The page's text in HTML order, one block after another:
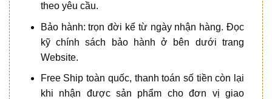
theo yêu cầu.
Bảo hành: trọn đời kể từ ngày nhận hàng. Đọc
kỹ chính sách bảo hành ở bên dưới trang
Website.
Free Ship toàn quốc, thanh toán số tiền còn lại
khi nhận được sản phẩm cho đơn vị giao